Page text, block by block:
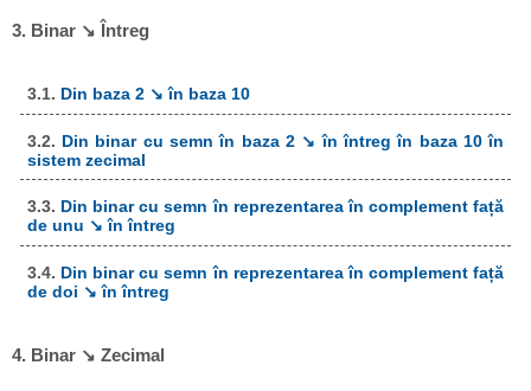
3. Binar ↘ Întreg
3.1. Din baza 2 ↘ în baza 10
3.2. Din binar cu semn în baza 2 ↘ în întreg în baza 10 în
sistem zecimal
3.3. Din binar cu semn în reprezentarea în complement față
de unu ↘ în întreg
3.4. Din binar cu semn în reprezentarea în complement față
de doi ↘ în întreg
4. Binar ↘ Zecimal